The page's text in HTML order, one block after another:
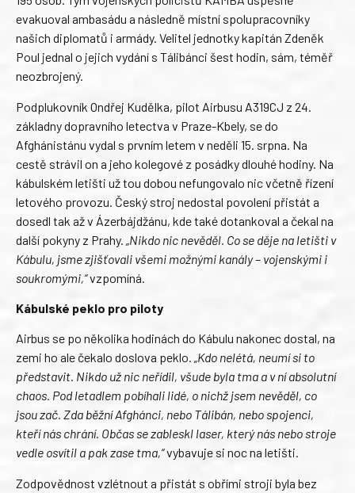
evakuoval ambasádu a následně místní spolupracovníky
našich diplomatů i armády. Velitel jednotky kapitán Zdeněk
Poul jednal o jejich vydání s Tálibánci šest hodin, sám, téměř
neozbrojený.
Podplukovník Ondřej Kudělka, pilot Airbusu A319CJ z 24.
základny dopravního letectva v Praze-Kbely, se do
Afghánistánu vydal s prvním letem v neděli 15. srpna. Na
cestě strávil on a jeho kolegové z posádky dlouhé hodiny. Na
kábulském letišti už tou dobou nefungovalo nic včetně řízení
letového provozu. Český stroj nedostal povolení přistát a
dosedl tak až v Ázerbájdžánu, kde také dotankoval a čekal na
další pokyny z Prahy. „Nikdo nic nevěděl. Co se děje na letišti v
Kábulu, jsme zjišťovali všemi možnými kanály – vojenskými i
soukromými,“vzpomíná.
Kábulské peklo pro piloty
Airbus se po několika hodinách do Kábulu nakonec dostal, na
zemi ho ale čekalo doslova peklo. „Kdo nelétá, neumí si to
představit. Nikdo už nic neřídil, všude byla tma a v ní absolutní
chaos. Pod letadlem pobíhali lidé, o nichž jsem nevěděl, co
jsou zač. Zda běžní Afghánci, nebo Tálibán, nebo spojenci,
kteří nás chrání. Občas se zableskl laser, který nás nebo stroje
vedle osvítil a pak zase tma,“vybavuje si noc na letišti.
Zodpovědnost vzlétnout a přistát s obřími stroji byla bez